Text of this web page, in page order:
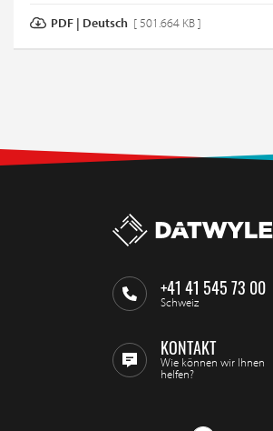
PDF | Deutsch [ 501.664 KB ]
+41 41 545 73 00
Schweiz
KONTAKT
Wie können wir Ihnen
helfen?